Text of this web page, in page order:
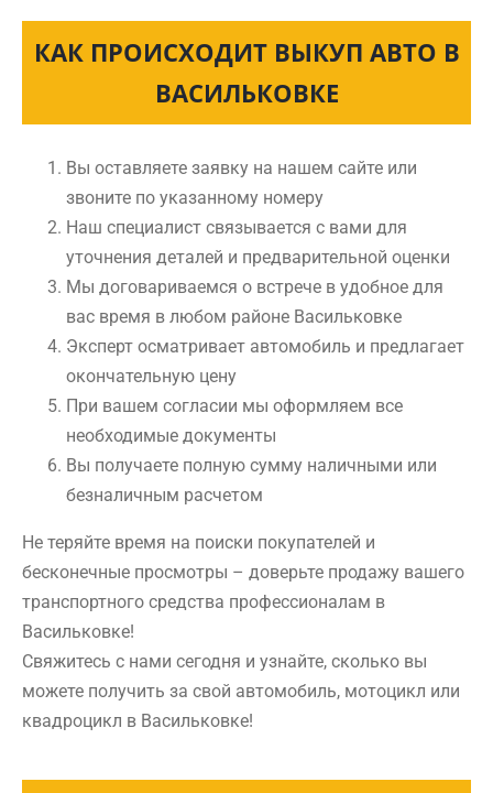
КАК ПРОИСХОДИТ ВЫКУП АВТО В
ВАСИЛЬКОВКЕ
Вы оставляете заявку на нашем сайте или
звоните по указанному номеру
Наш специалист связывается с вами для
уточнения деталей и предварительной оценки
Мы договариваемся о встрече в удобное для
вас время в любом районе Васильковке
Эксперт осматривает автомобиль и предлагает
окончательную цену
При вашем согласии мы оформляем все
необходимые документы
Вы получаете полную сумму наличными или
безналичным расчетом
Не теряйте время на поиски покупателей и
бесконечные просмотры – доверьте продажу вашего
транспортного средства профессионалам в
Васильковке!
Свяжитесь с нами сегодня и узнайте, сколько вы
можете получить за свой автомобиль, мотоцикл или
квадроцикл в Васильковке!